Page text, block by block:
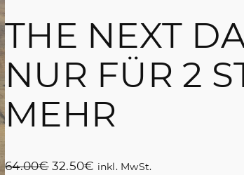
Barbier-Friseur
Nagelkünstlerin Trick or Treat?
THE NEXT
NUR FÜR 2
MEHR
64.00€ U
32.50€ A
inkl. MwSt.